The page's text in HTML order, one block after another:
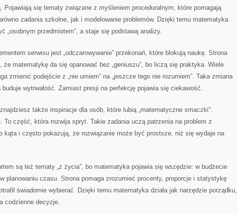
Pojawiają się tematy związane z myśleniem proceduralnym, które pomagają
zadania szkolne, jak i modelowanie problemów. Dzięki temu matematyka
„osobnym przedmiotem”, a staje się podstawą analizy.
serwisu jest „odczarowywanie” przekonań, które blokują naukę. Strona
że matematykę da się opanować bez „geniuszu”, bo liczą się praktyka. Wiele
zmienić podejście z „nie umiem” na „jeszcze tego nie rozumiem”. Taka zmiana
buduje wytrwałość. Zamiast presji na perfekcję pojawia się ciekawość.
także inspiracje dla osób, które lubią „matematyczne smaczki”:
To część, która rozwija spryt. Takie zadania uczą patrzenia na problem z
kąta i często pokazują, że rozwiązanie może być prostsze, niż się wydaje na
są też tematy „z życia”, bo matematyka pojawia się wszędzie: w budżecie
planowaniu czasu. Strona pomaga zrozumieć procenty, proporcje i statystykę
świadomie wybierać. Dzięki temu matematyka działa jak narzędzie porządku,
codzienne decyzje.